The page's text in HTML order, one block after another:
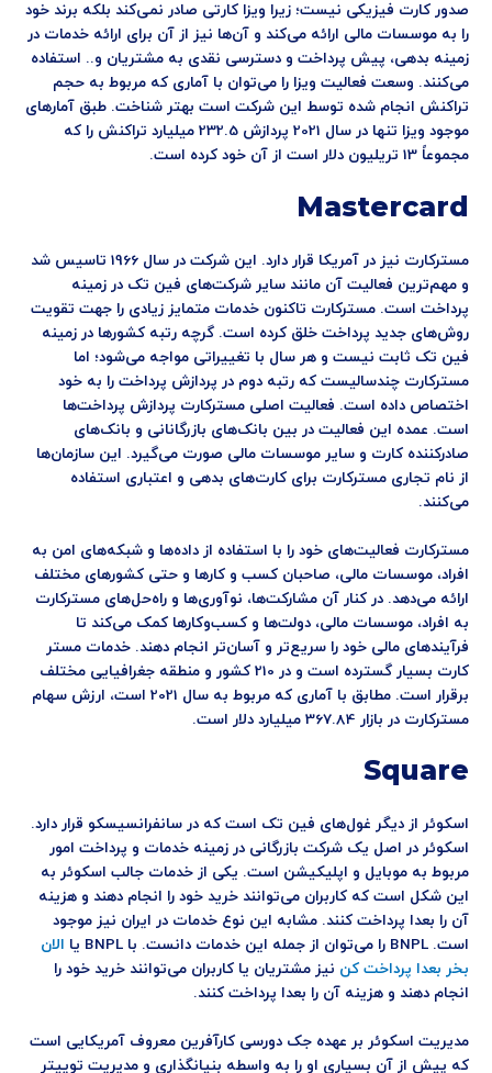
صدور کارت فیزیکی نیست؛ زیرا ویزا کارتی صادر نمی‌کند بلکه برند خود
را به موسسات مالی ارائه می‌کند و آن‌ها نیز از آن برای ارائه خدمات در
زمینه بدهی، پیش پرداخت و دسترسی نقدی به مشتریان و.. استفاده
می‌کنند. وسعت فعالیت ویزا را می‌توان با آماری که مربوط به حجم
تراکنش انجام شده توسط این شرکت است بهتر شناخت. طبق آمارهای
موجود ویزا تنها در سال 2021 پردازش 232.5 میلیارد تراکنش را که
مجموعاً 13 تریلیون دلار است از آن خود کرده است.
Mastercard
مسترکارت نیز در آمریکا قرار دارد. این شرکت در سال 1966 تاسیس شد
و مهم‌ترین فعالیت آن مانند سایر شرکت‌های فین تک در زمینه
پرداخت است. مسترکارت تاکنون خدمات متمایز زیادی را جهت تقویت
روش‌های جدید پرداخت خلق کرده است. گرچه رتبه کشورها در زمینه
فین تک ثابت نیست و هر سال با تغییراتی مواجه می‌شود؛ اما
مسترکارت چندسالیست که رتبه دوم در پردازش پرداخت را به خود
اختصاص داده است. فعالیت اصلی مسترکارت پردازش پرداخت‌ها
است. عمده این فعالیت در بین بانک‌های بازرگانانی و بانک‌های
صادرکننده کارت و سایر موسسات مالی صورت می‌گیرد. این سازمان‌ها
از نام تجاری مسترکارت برای کارت‌های بدهی و اعتباری استفاده
می‌کنند.
مسترکارت فعالیت‌های خود را با استفاده از داده‌ها و شبکه‌های امن به
افراد، موسسات مالی، صاحبان کسب و کارها و حتی کشورهای مختلف
ارائه می‌دهد. در کنار آن مشارکت‌ها، نوآوری‌ها و راه‌حل‌های مسترکارت
به افراد، موسسات مالی، دولت‌ها و کسب‌وکارها کمک می‌کند تا
فرآیندهای مالی خود را سریع‌تر و آسان‌تر انجام دهند. خدمات مستر
کارت بسیار گسترده است و در 210 کشور و منطقه جغرافیایی مختلف
برقرار است. مطابق با آماری که مربوط به سال 2021 است، ارزش سهام
مسترکارت در بازار 367.84 میلیارد دلار است.
Square
اسکوئر از دیگر غول‌های فین تک است که در سانفرانسیسکو قرار دارد.
اسکوئر در اصل یک شرکت بازرگانی در زمینه خدمات و پرداخت امور
مربوط به موبایل و اپلیکیشن است. یکی از خدمات جالب اسکوئر به
این شکل است که کاربران می‌توانند خرید خود را انجام دهند و هزینه
آن را بعدا پرداخت کنند. مشابه این نوع خدمات در ایران نیز موجود
است. BNPL را می‌توان از جمله این خدمات دانست. با BNPL یا
الان
بخر بعدا پرداخت کن نیز مشتریان یا کاربران می‌توانند خرید خود را
انجام دهند و هزینه آن را بعدا پرداخت کنند.
مدیریت اسکوئر بر عهده جک دورسی کارآفرین معروف آمریکایی است
که پیش از آن بسیاری او را به واسطه بنیانگذاری و مدیریت توییتر